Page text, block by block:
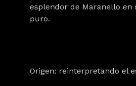
esplendor de Maranello en
puro.
Origen: reinterpretando el